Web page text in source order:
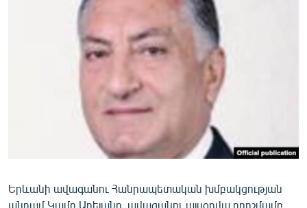
ՊԱՏԵՐԱԶՄԻ 6 ՇԱԲԱԹՆԵՐԸ
ՏԱՐԱԾԱՇՐՋԱՆ
ՄԻՋԱԶԳԱՅԻՆ
ՄԵԿՆԱԲԱՆՈՒԹՅՈՒՆ
ՏՏ ԵՒ ԻՆՏԵՐՆԵՏ
Երևանի ավագանու Հանրապետական խմբակցության
անդամ Կամո Արեյանը, ավագանու այսօրվա որոշմամբ,